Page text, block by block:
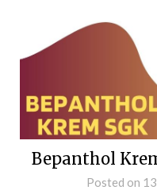
Bepanthol
Posted on